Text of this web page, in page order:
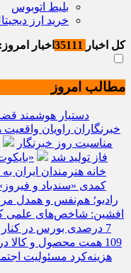
بلیط اتوبوس
خرید ارز
کل اخبار اخبار امروز:
مطالب امروز
دستیار هوشمند
خبرنگاران راویان
مناسبت روز خبرنگار
فاز تولید شد
خانه هنرمندان ایران
کمدی «سندباد و
رادیو؛ هم‌نفس و همدل
افشین: شاخص‌های علمی
7 درصدی بورس در کنار رکوردشکنی نماگرهای اصلی
109 همت محصول و کالا در بورس کالا
هزینه‌کرد مسئولیت